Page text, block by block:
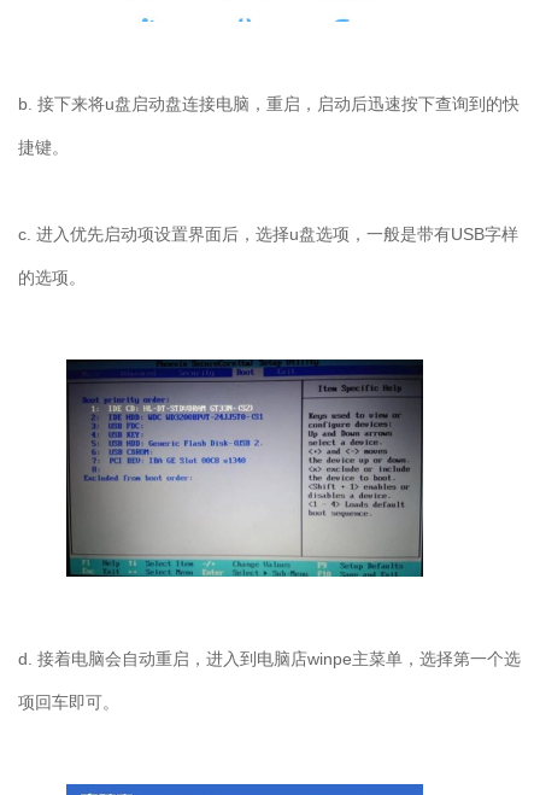
b. 接下来将u盘启动盘连接电脑，重启，启动后迅速按下查询到的快
捷键。
c. 进入优先启动项设置界面后，选择u盘选项，一般是带有USB字样
的选项。
d. 接着电脑会自动重启，进入到电脑店winpe主菜单，选择第一个选
项回车即可。